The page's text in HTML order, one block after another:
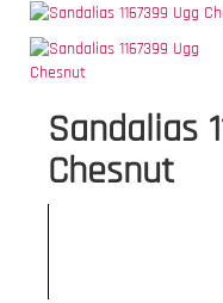
Sandalias
Chesnut